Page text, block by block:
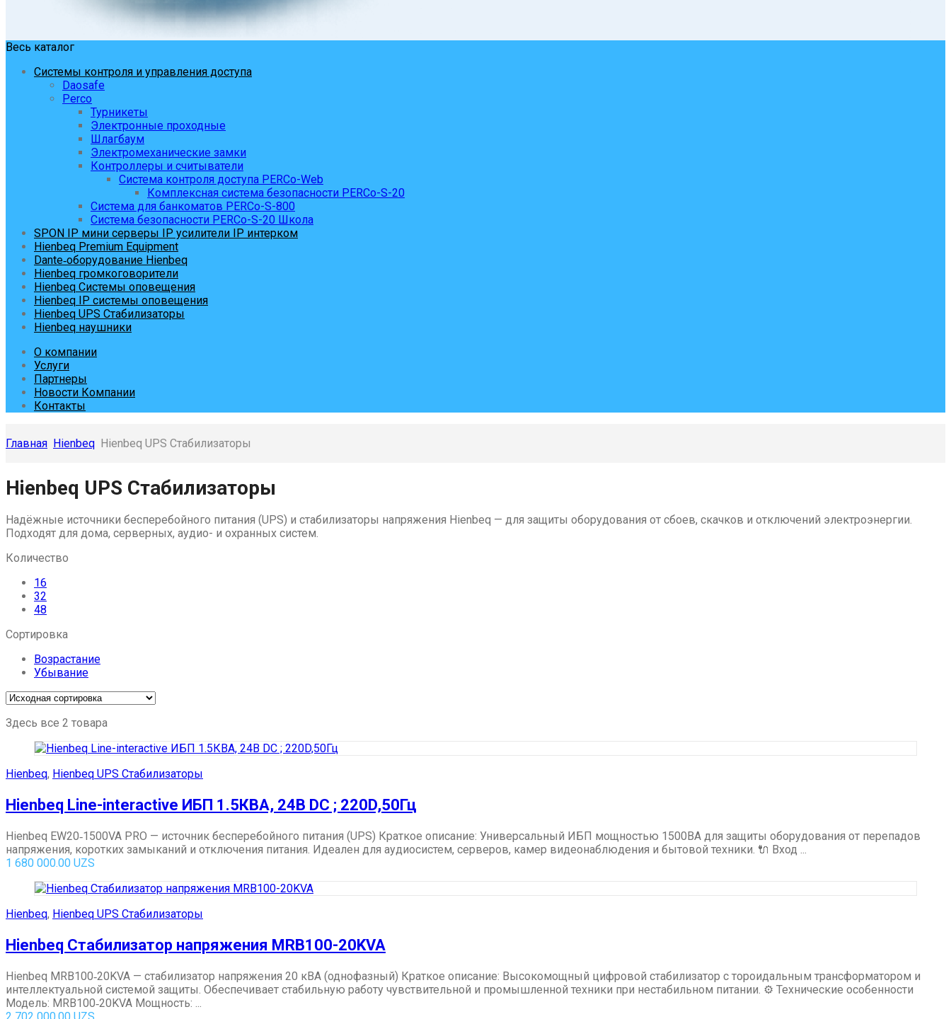
Весь каталог
Системы контроля и управления доступа
Daosafe
Perco
Турникеты
Электронные проходные
Шлагбаум
Электромеханические замки
Контроллеры и считыватели
Система контроля доступа PERCo-Web
Комплексная система безопасности PERCo-S-20
Система для банкоматов PERCo-S-800
Система безопасности PERCo-S-20 Школа
SPON IP мини серверы IP усилители IP интерком
Hienbeq Premium Equipment
Dante‑оборудование Hienbeq
Hienbeq громкоговорители
Hienbeq Системы оповещения
Hienbeq IP системы оповещения
Hienbeq UPS Стабилизаторы
Hienbeq наушники
О компании
Услуги
Партнеры
Новости Компании
Контакты
Главная Hienbeq Hienbeq UPS Стабилизаторы
Skip
toHienbeq UPS Стабилизаторы
Надёжные источники бесперебойного питания (UPS) и стабилизаторы напряжения Hienbeq — для защиты оборудования от сбоев, скачков и отключений электроэнергии.
Подходят для дома, серверных, аудио- и охранных систем.
Количество
16
32
48
Сортировка
Возрастание
Убывание
Здесь все 2 товара
Hienbeq, Hienbeq UPS Стабилизаторы
Hienbeq Line-interactive ИБП 1.5КВА, 24В DC ; 220D,50Гц
Hienbeq EW20‑1500VA PRO — источник бесперебойного питания (UPS) Краткое описание: Универсальный ИБП мощностью 1500ВА для защиты оборудования от перепадов
напряжения, коротких замыканий и отключения питания. Идеален для аудиосистем, серверов, камер видеонаблюдения и бытовой техники. 🔌 Вход ...
1 680 000.00 UZS
Hienbeq, Hienbeq UPS Стабилизаторы
Hienbeq Стабилизатор напряжения MRB100-20KVA
Hienbeq MRB100‑20KVA — стабилизатор напряжения 20 кВА (однофазный) Краткое описание: Высокомощный цифровой стабилизатор с тороидальным трансформатором и
интеллектуальной системой защиты. Обеспечивает стабильную работу чувствительной и промышленной техники при нестабильном питании. ⚙️ Технические особенности
Модель: MRB100‑20KVA Мощность: ...
2 702 000.00 UZS